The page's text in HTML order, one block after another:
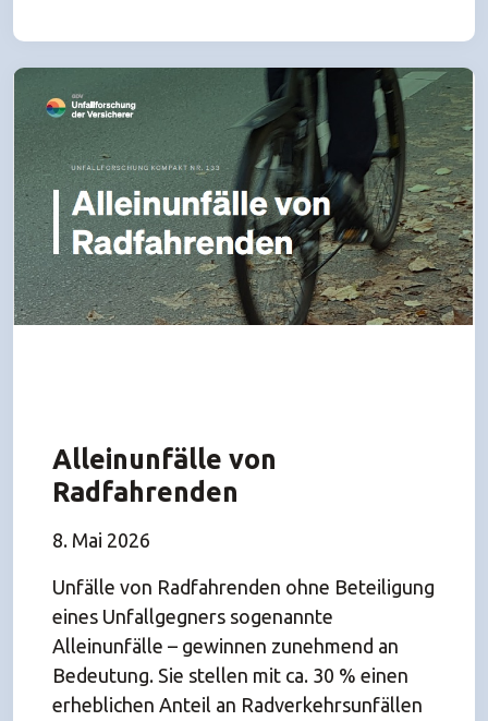
Alleinunfälle von
Radfahrenden
8. Mai 2026
Unfälle von Radfahrenden ohne Beteiligung
eines Unfallgegners sogenannte
Alleinunfälle – gewinnen zunehmend an
Bedeutung. Sie stellen mit ca. 30 % einen
erheblichen Anteil an Radverkehrsunfällen